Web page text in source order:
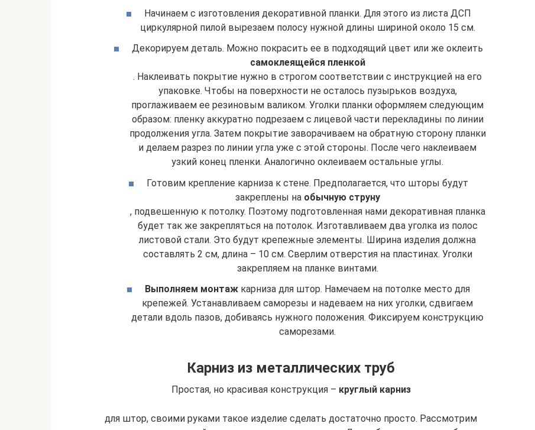
Начинаем с изготовления декоративной планки. Для этого из листа ДСП
циркулярной пилой вырезаем полосу нужной длины шириной около 15 см.
Декорируем деталь. Можно покрасить ее в подходящий цвет или же оклеить
самоклеящейся пленкой
. Наклеивать покрытие нужно в строгом соответствии с инструкцией на его
упаковке. Чтобы на поверхности не осталось пузырьков воздуха,
проглаживаем ее резиновым валиком. Уголки планки оформляем следующим
образом: пленку аккуратно подрезаем с лицевой части перекладины по линии
продолжения угла. Затем покрытие заворачиваем на обратную сторону планки
и делаем разрез по линии угла уже с этой стороны. После чего наклеиваем
узкий конец пленки. Аналогично оклеиваем остальные углы.
Готовим крепление карниза к стене. Предполагается, что шторы будут
закреплены на обычную струну
, подвешенную к потолку. Поэтому подготовленная нами декоративная планка
будет так же закрепляться на потолок. Изготавливаем два уголка из полос
листовой стали. Это будут крепежные элементы. Ширина изделия должна
составлять 2 см, длина – 10 см. Сверлим отверстия на пластинах. Уголки
закрепляем на планке винтами.
Выполняем монтаж карниза для штор. Намечаем на потолке место для
крепежей. Устанавливаем саморезы и надеваем на них уголки, сдвигаем
детали вдоль пазов, добиваясь нужного положения. Фиксируем конструкцию
саморезами.
Карниз из металлических труб
Простая, но красивая конструкция – круглый карниз
для штор, своими руками такое изделие сделать достаточно просто. Рассмотрим